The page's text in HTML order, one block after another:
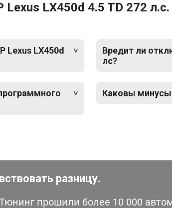
LX450d 4.5 TD 272
Lexus LX450d
Вредит ли
лс?
Каковы минусы
разницу.
прошили более 10 000